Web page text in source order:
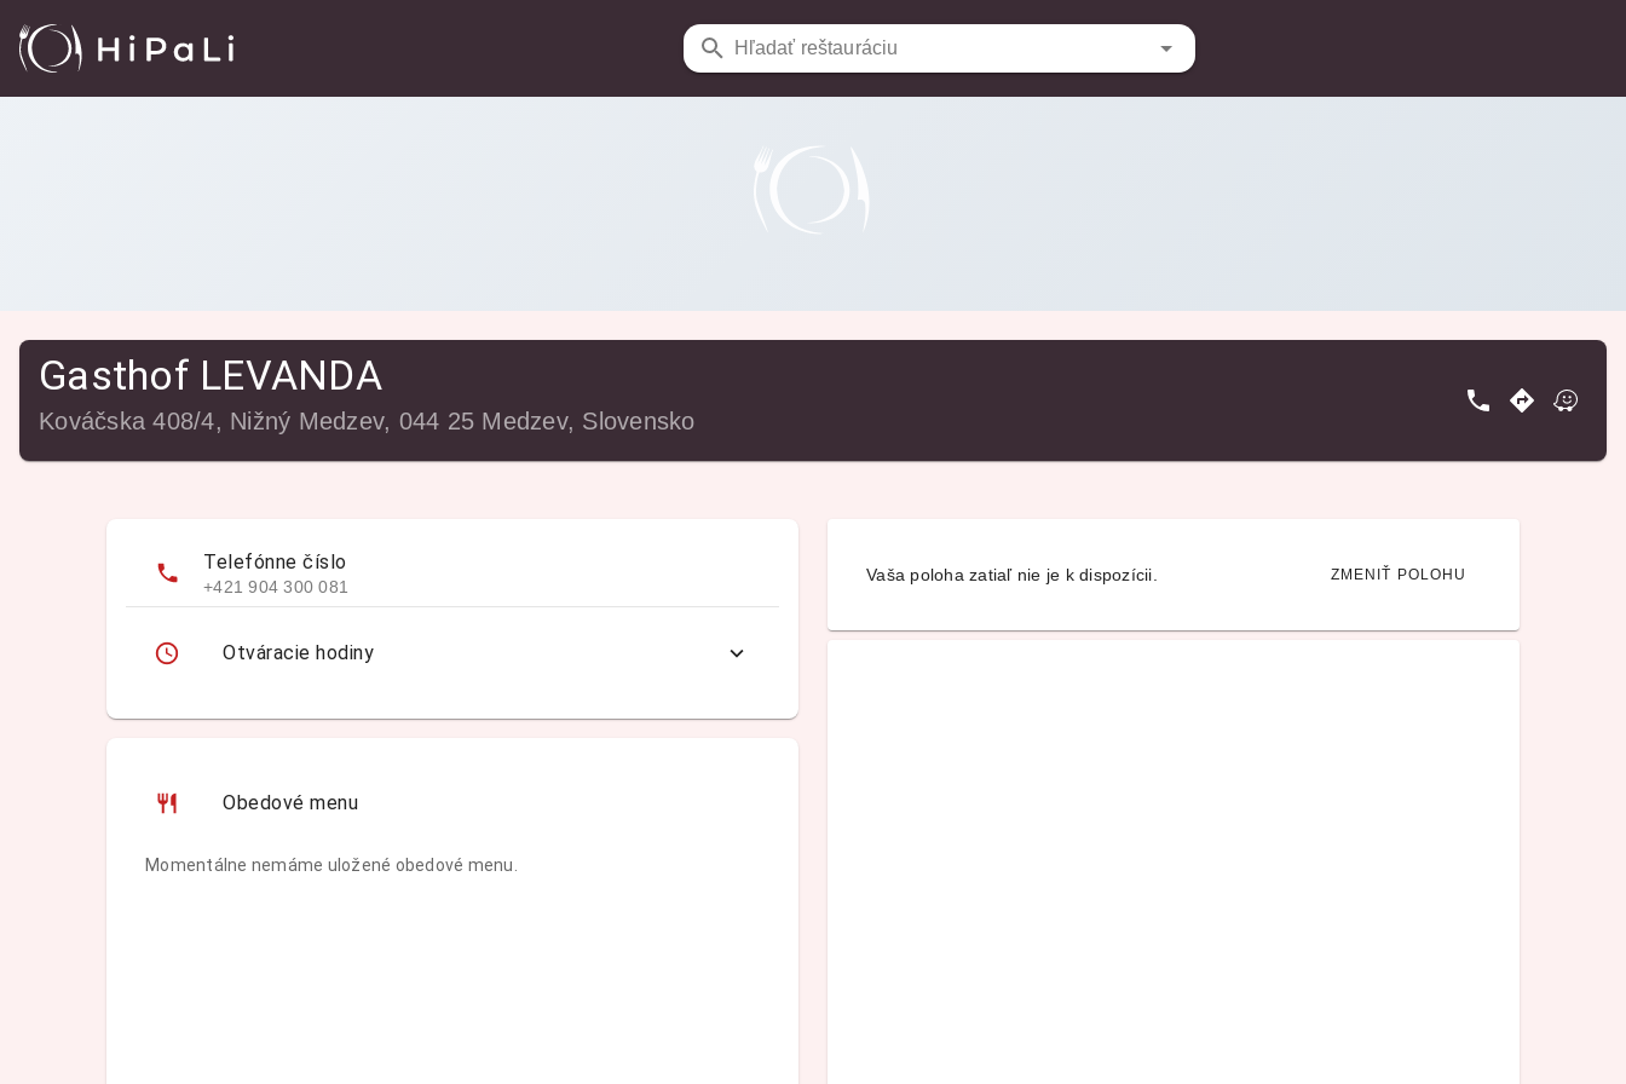
Hľadať reštauráciu
Reštaurácie Gasthof LEVANDA
Gasthof LEVANDA
Kováčska 408/4, Nižný Medzev, 044 25 Medzev, Slovensko
Telefónne číslo
+421 904 300 081
Otváracie hodiny
Obedové menu
Momentálne nemáme uložené obedové menu.
Vaša poloha zatiaľ nie je k dispozícii. ZMENIŤ POLOHU